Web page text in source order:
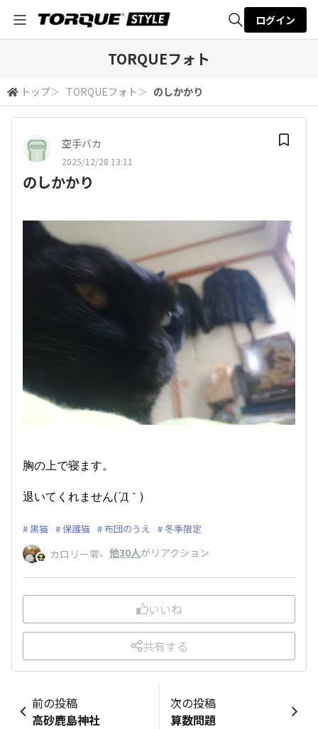
検索
ログイン
TORQUEフォト
トップ＞ TORQUEフォト ＞ のしかかり
空手バカ
2025/12/28 13:11
のしかかり
胸の上で寝ます。
退いてくれません(´Д｀)
黒猫 保護猫 布団のうえ 冬季限定
カロリー零、 他30人がリアクション
いいね
共有する
前の投稿
高砂鹿島神社
次の投稿
算数問題